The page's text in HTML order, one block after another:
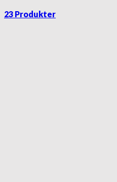
23 Produkter